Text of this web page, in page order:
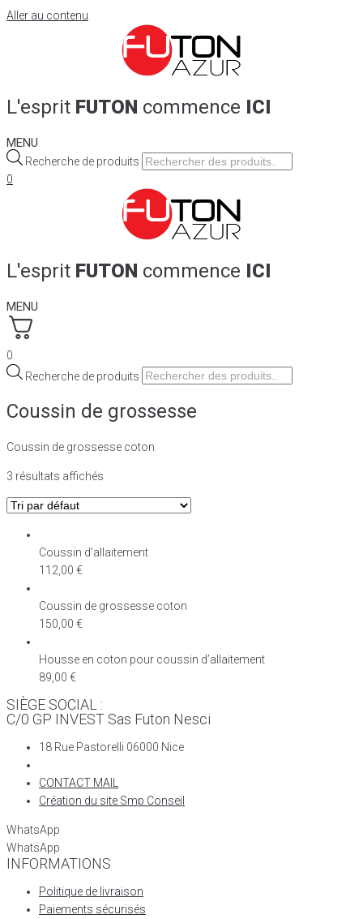
Aller au contenu
L'esprit FUTON commence ICI
MENU
Recherche de produits
0
L'esprit FUTON commence ICI
MENU
0
Recherche de produits
Coussin de grossesse
Coussin de grossesse coton
3 résultats affichés
Coussin d’allaitement
112,00 €
Coussin de grossesse coton
150,00 €
Housse en coton pour coussin d’allaitement
89,00 €
SIÈGE SOCIAL :
C/0 GP INVEST Sas Futon Nesci
18 Rue Pastorelli 06000 Nice
CONTACT MAIL
Création du site Smp Conseil
WhatsApp
WhatsApp
INFORMATIONS
Politique de livraison
Paiements sécurisés